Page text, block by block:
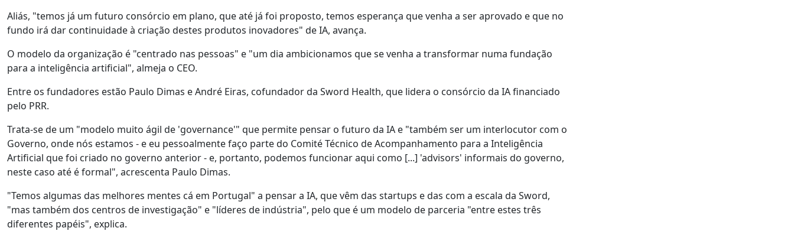
Aliás, "temos já um futuro consórcio em plano, que até já foi proposto, temos esperança que venha a ser aprovado e que no
fundo irá dar continuidade à criação destes produtos inovadores" de IA, avança.
O modelo da organização é "centrado nas pessoas" e "um dia ambicionamos que se venha a transformar numa fundação
para a inteligência artificial", almeja o CEO.
Entre os fundadores estão Paulo Dimas e André Eiras, cofundador da Sword Health, que lidera o consórcio da IA financiado
pelo PRR.
Trata-se de um "modelo muito ágil de 'governance'" que permite pensar o futuro da IA e "também ser um interlocutor com o
Governo, onde nós estamos - e eu pessoalmente faço parte do Comité Técnico de Acompanhamento para a Inteligência
Artificial que foi criado no governo anterior - e, portanto, podemos funcionar aqui como [...] 'advisors' informais do governo,
neste caso até é formal", acrescenta Paulo Dimas.
"Temos algumas das melhores mentes cá em Portugal" a pensar a IA, que vêm das startups e das com a escala da Sword,
"mas também dos centros de investigação" e "líderes de indústria", pelo que é um modelo de parceria "entre estes três
diferentes papéis", explica.